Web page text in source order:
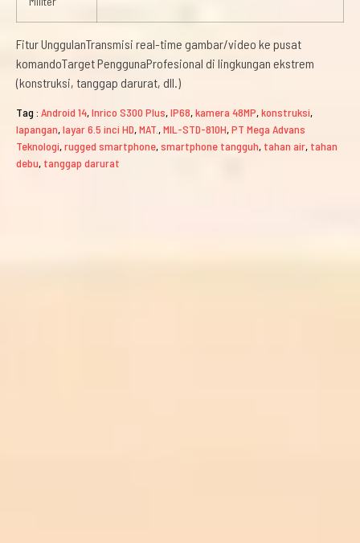
Fitur UnggulanTransmisi real-time gambar/video ke pusat
komandoTarget PenggunaProfesional di lingkungan ekstrem
(konstruksi, tanggap darurat, dll.)
Tag : Android 14,Inrico S300 Plus,IP68,kamera 48MP,konstruksi,
lapangan,layar 6.5 inci HD,MAT. ,MIL-STD-810H,PT Mega Advans
Teknologi,rugged smartphone,smartphone tangguh, tahan air, tahan
debu, tanggap darurat